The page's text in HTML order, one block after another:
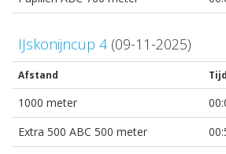
IJskonijncup 4(09-11-2025)
Afstand Tijd
1000 meter
Extra 500 ABC 500 meter